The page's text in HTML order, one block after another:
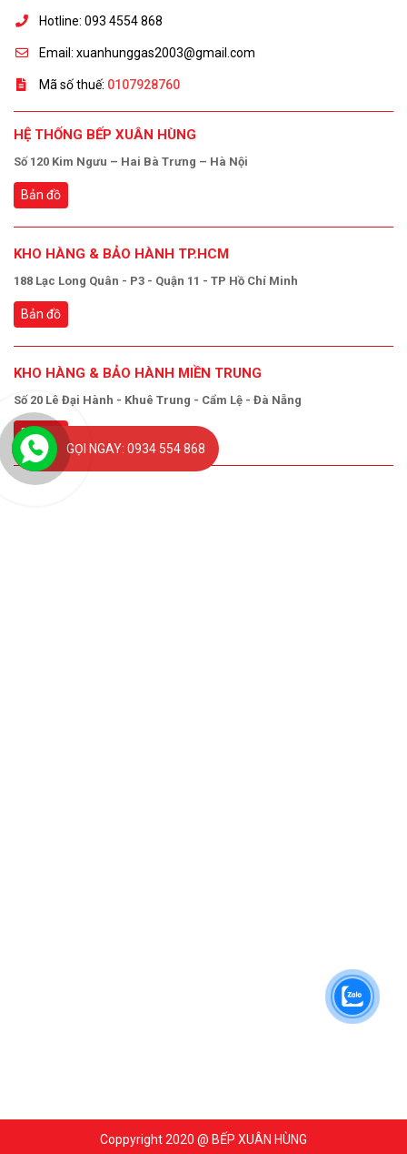
Hotline: 093 4554 868
Email: xuanhunggas2003@gmail.com
Mã số thuế: 0107928760
HỆ THỐNG BẾP XUÂN HÙNG
Số 120 Kim Ngưu – Hai Bà Trưng – Hà Nội
Bản đồ
KHO HÀNG & BẢO HÀNH TP.HCM
188 Lạc Long Quân - P3 - Quận 11 - TP Hồ Chí Minh
Bản đồ
KHO HÀNG & BẢO HÀNH MIỀN TRUNG
Số 20 Lê Đại Hành - Khuê Trung - Cẩm Lệ - Đà Nẵng
Bản đồ
Coppyright 2020 @ BẾP XUÂN HÙNG
GỌI NGAY: 0934 554 868